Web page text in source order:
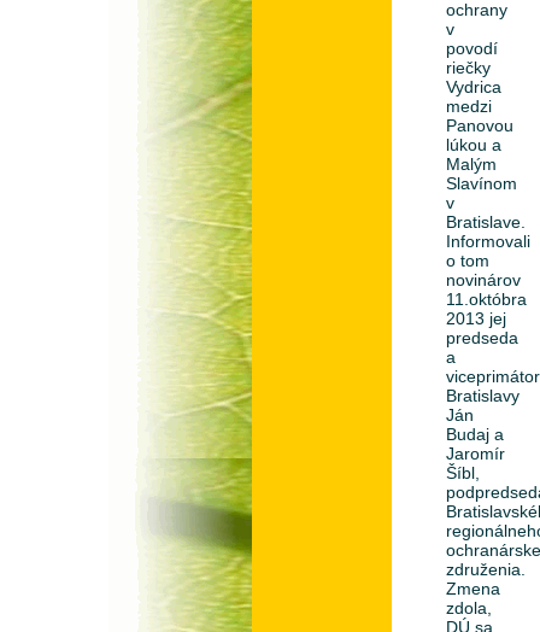
ochrany
v
povodí
riečky
Vydrica
medzi
Panovou
lúkou a
Malým
Slavínom
v
Bratislave.
Informovali
o tom
novinárov
11.októbra
2013 jej
predseda
a
viceprimátor
Bratislavy
Ján
Budaj a
Jaromír
Šíbl,
združenia.
Zmena
zdola,
DÚ sa